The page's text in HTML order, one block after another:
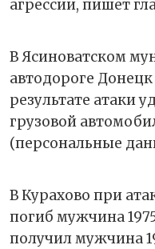
агрессии, пишет
В Ясиноватском
автодороге
результате атаки
грузовой
(персональные
В Курахово при
погиб мужчина
получил мужчина